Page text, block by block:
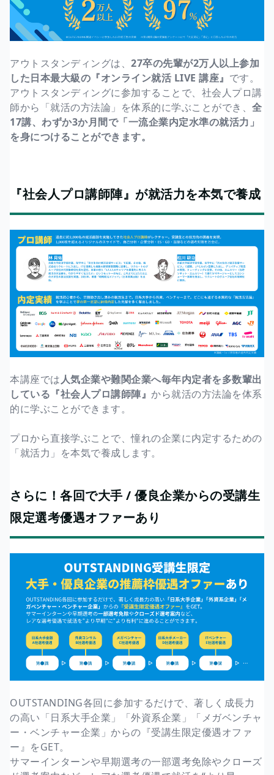
アウトスタンディングは、 27卒の先輩が2万人以上参加
した日本最大級の『オンライン就活 LIVE 講座』 です。
アウトスタンディングに参加することで、社会人プロ講
師から「就活の方法論」を体系的に学ぶことができ、 全
17講、わずか3か月間で「一流企業内定水準の就活力」
を身につけることができます。
『社会人プロ講師陣』が就活力を本気で養成
本講座では人気企業や難関企業へ毎年内定者を多数輩出
している『社会人プロ講師陣』 から就活の方法論を体系
的に学ぶことができます。
プロから直接学ぶことで、憧れの企業に内定するための
「就活力」を本気で養成します。
さらに！各回で大手 / 優良企業からの受講生
限定選考優遇オファーあり
OUTSTANDING各回に参加するだけで、著しく成長力
の高い「日系大手企業」「外資系企業」「メガベンチャ
ー・ベンチャー企業」からの『受講生限定優遇オファ
ー』をGET。
サマーインターンや早期選考の一部選考免除やクローズ